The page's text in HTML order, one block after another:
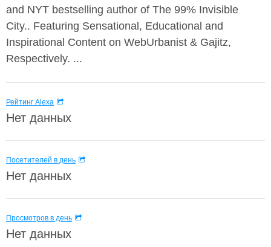
and NYT bestselling author of The 99% Invisible
City.. Featuring Sensational, Educational and
Inspirational Content on WebUrbanist & Gajitz,
Respectively. ...
Рейтинг Alexa
Нет данных
Посетителей в день
Нет данных
Просмотров в день
Нет данных